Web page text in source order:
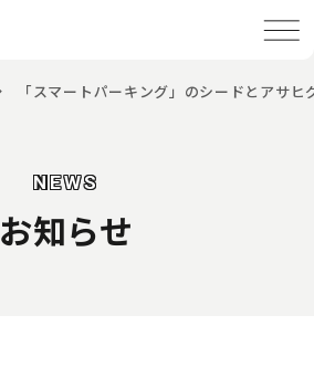
「スマートパーキング」のシードとアサ
NEWS
お知らせ